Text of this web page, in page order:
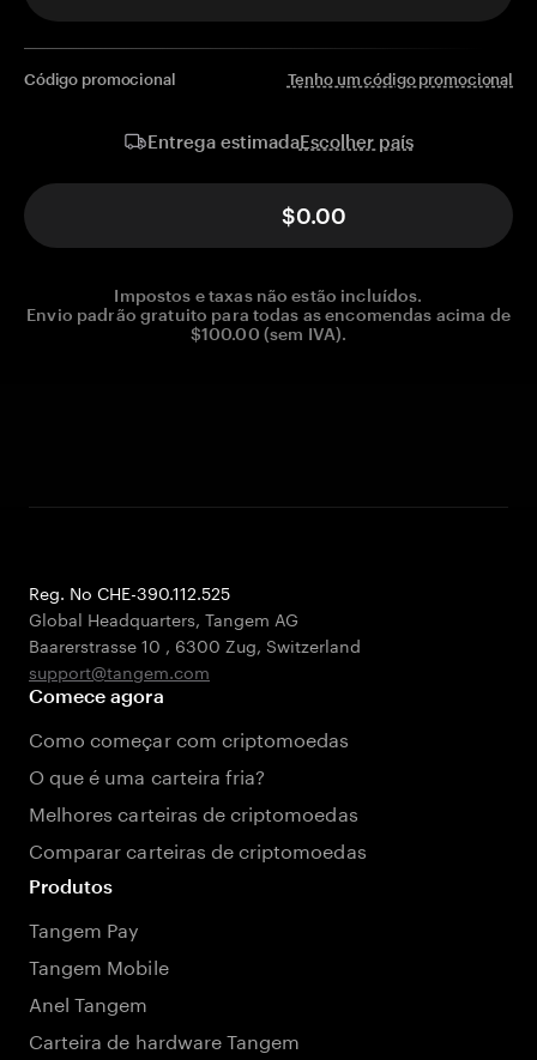
Código promocional Tenho um código promocional
Entrega estimadaEscolher país
$0.00
Impostos e taxas não estão incluídos.
Envio padrão gratuito para todas as encomendas acima de
$100.00 (sem IVA).
Reg. No CHE-390.112.525
Global Headquarters, Tangem AG
Baarerstrasse 10 , 6300 Zug, Switzerland
support@tangem.com
Comece agora
Como começar com criptomoedas
O que é uma carteira fria?
Melhores carteiras de criptomoedas
Comparar carteiras de criptomoedas
Produtos
Tangem Pay
Tangem Mobile
Anel Tangem
Carteira de hardware Tangem